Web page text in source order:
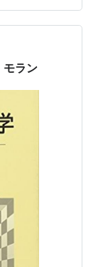
クはこち
ラン